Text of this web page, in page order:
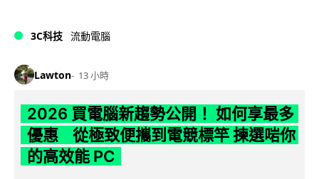
3C科技 流動電腦
Lawton 13 小時
2026 買電腦新趨勢公開！ 如何享最多
優惠 從極致便攜到電競標竿 揀選啱你
的高效能 PC